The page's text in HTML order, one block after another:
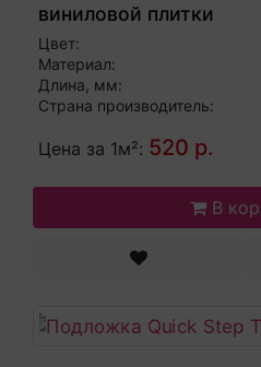
виниловой плитки
Цвет:
Материал:
Длина, мм:
Страна производитель:
Цена за 1м²: 520 р.
В